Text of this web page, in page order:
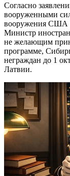
Согласно
вооруженными
вооружения США
Министр
не желающим
программе,
неграждан до 1
Латвии.